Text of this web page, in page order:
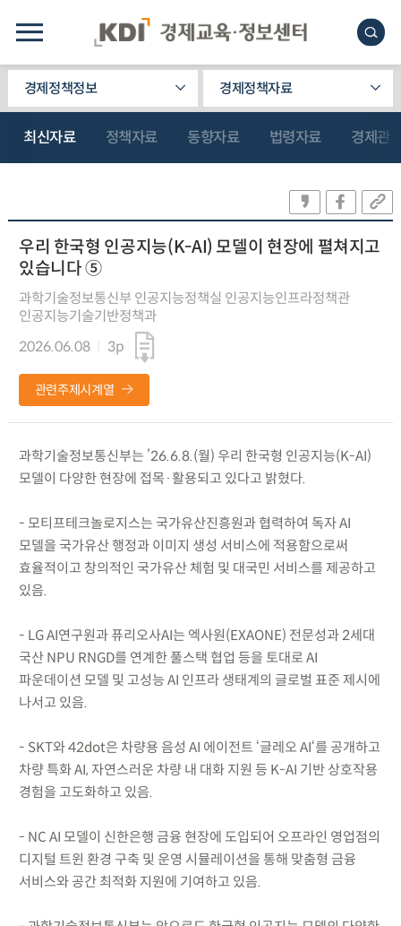
경제정책정보 경제정책자료
최신자료 정책자료 동향자료 법령자료 경제관
우리 한국형 인공지능(K-AI) 모델이 현장에 펼쳐지고
있습니다 ⑤
과학기술정보통신부 인공지능정책실 인공지능인프라정책관
인공지능기술기반정책과
2026.06.08
3p
관련주제시계열
과학기술정보통신부는 ’26.6.8.(월) 우리 한국형 인공지능(K-AI)
모델이 다양한 현장에 접목·활용되고 있다고 밝혔다.
- 모티프테크놀로지스는 국가유산진흥원과 협력하여 독자 AI
모델을 국가유산 행정과 이미지 생성 서비스에 적용함으로써
효율적이고 창의적인 국가유산 체험 및 대국민 서비스를 제공하고
있음.
- LG AI연구원과 퓨리오사AI는 엑사원(EXAONE) 전문성과 2세대
국산 NPU RNGD를 연계한 풀스택 협업 등을 토대로 AI
파운데이션 모델 및 고성능 AI 인프라 생태계의 글로벌 표준 제시에
나서고 있음.
- SKT와 42dot은 차량용 음성 AI 에이전트 ‘글레오 AI‘를 공개하고
차량 특화 AI, 자연스러운 차량 내 대화 지원 등 K-AI 기반 상호작용
경험을 고도화하고 있음.
- NC AI 모델이 신한은행 금융 현장에 도입되어 오프라인 영업점의
디지털 트윈 환경 구축 및 운영 시뮬레이션을 통해 맞춤형 금융
서비스와 공간 최적화 지원에 기여하고 있음.